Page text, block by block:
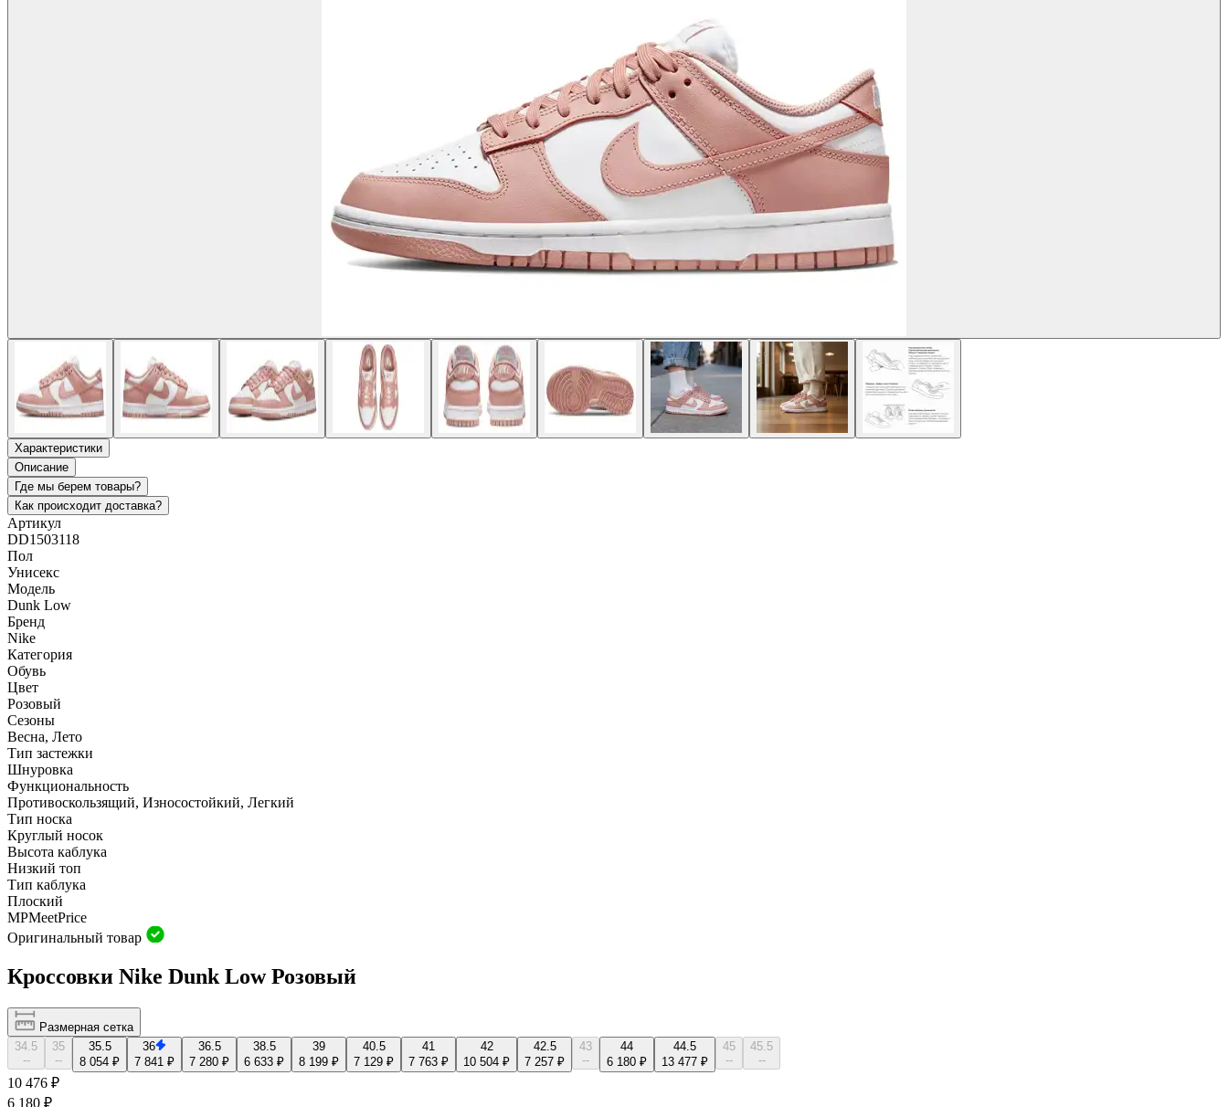
Характеристики
Описание
Где мы берем товары?
Как происходит доставка?
Артикул
DD1503118
Пол
Унисекс
Модель
Dunk Low
Бренд
Nike
Категория
Обувь
Цвет
Розовый
Сезоны
Весна, Лето
Тип застежки
Шнуровка
Функциональность
Противоскользящий, Износостойкий, Легкий
Тип носка
Круглый носок
Высота каблука
Низкий топ
Тип каблука
Плоский
MPMeetPrice
Оригинальный товар
Кроссовки Nike Dunk Low Розовый
Размерная сетка
34.5
--
35
--
35.5
8 054 ₽
36
7 841 ₽
36.5
7 280 ₽
38.5
6 633 ₽
39
8 199 ₽
40.5
7 129 ₽
41
7 763 ₽
42
10 504 ₽
42.5
7 257 ₽
43
--
44
6 180 ₽
44.5
13 477 ₽
45
--
45.5
--
10 476 ₽
6 180 ₽